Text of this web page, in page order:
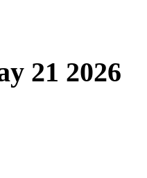
21 2026